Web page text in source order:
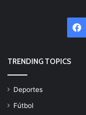
TRENDING TOPICS
Deportes
Fútbol